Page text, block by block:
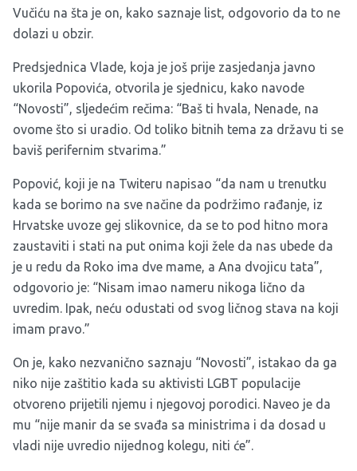
Vučiću na šta je on, kako saznaje list, odgovorio da to ne
dolazi u obzir.
Predsjednica Vlade, koja je još prije zasjedanja javno
ukorila Popovića, otvorila je sjednicu, kako navode
“Novosti”, sljedećim rečima: “Baš ti hvala, Nenade, na
ovome što si uradio. Od toliko bitnih tema za državu ti se
baviš perifernim stvarima.”
Popović, koji je na Twiteru napisao “da nam u trenutku
kada se borimo na sve načine da podržimo rađanje, iz
Hrvatske uvoze gej slikovnice, da se to pod hitno mora
zaustaviti i stati na put onima koji žele da nas ubede da
je u redu da Roko ima dve mame, a Ana dvojicu tata”,
odgovorio je: “Nisam imao nameru nikoga lično da
uvredim. Ipak, neću odustati od svog ličnog stava na koji
imam pravo.”
On je, kako nezvanično saznaju “Novosti”, istakao da ga
niko nije zaštitio kada su aktivisti LGBT populacije
otvoreno prijetili njemu i njegovoj porodici. Naveo je da
mu “nije manir da se svađa sa ministrima i da dosad u
vladi nije uvredio nijednog kolegu, niti će”.